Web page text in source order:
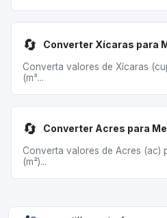
🔄 Converter Xícaras para
Converta valores de Xícaras
(m³...
🔄 Converter Acres para
Converta valores de Acres (ac)
(m²)...